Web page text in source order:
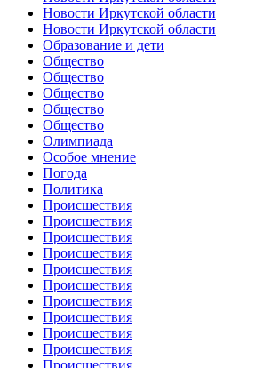
Новости Иркутской области
Новости Иркутской области
Образование и дети
Общество
Общество
Общество
Общество
Общество
Олимпиада
Особое мнение
Погода
Политика
Происшествия
Происшествия
Происшествия
Происшествия
Происшествия
Происшествия
Происшествия
Происшествия
Происшествия
Происшествия
Происшествия